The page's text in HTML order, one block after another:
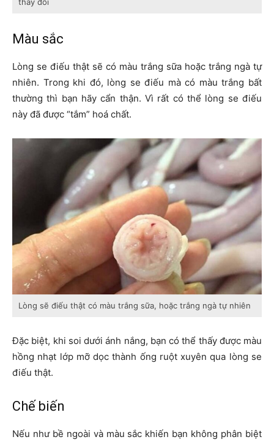
Màu sắc
Lòng se điếu thật sẽ có màu trắng sữa hoặc trắng ngà tự
nhiên. Trong khi đó, lòng se điếu mà có màu trắng bất
thường thì bạn hãy cẩn thận. Vì rất có thể lòng se điếu
này đã được “tắm” hoá chất.
Lòng sẽ điếu thật có màu trắng sữa, hoặc trắng ngà tự nhiên
Đặc biệt, khi soi dưới ánh nắng, bạn có thể thấy được màu
hồng nhạt lớp mỡ dọc thành ống ruột xuyên qua lòng se
điếu thật.
Chế biến
Nếu như bề ngoài và màu sắc khiến bạn không phân biệt